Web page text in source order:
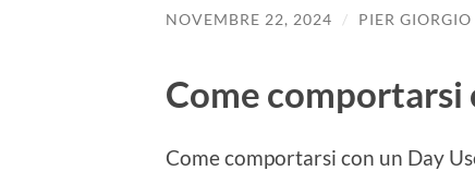
NOVEMBRE 22, 2024 / PIER GIORGIO
Come comportarsi
Come comportarsi con un Day